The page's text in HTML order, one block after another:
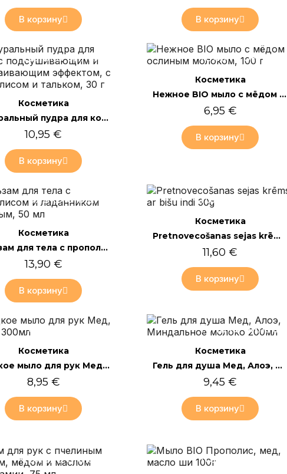
В корзину В корзину
Быстрый просмотр
Только онлайн
Косметика
Натуральный пудра для кожи с подсушивающим и успокаивающим эффектом, с прополисом и тальком, 30 г
10,95 €
В корзину
Быстрый просмотр
Только онлайн
Косметика
Нежное BIO мыло с мёдом и ослиным молоком, 100 г
6,95 €
В корзину
Быстрый просмотр
Только онлайн
Косметика
Бальзам для тела с прополисом и ладанником розовым, 50 мл
13,90 €
В корзину
Быстрый просмотр
Только онлайн
Косметика
Pretnovecošanas sejas krēms ar bišu indi 30g
11,60 €
В корзину
Быстрый просмотр
Только онлайн
Косметика
Жидкое мыло для рук Мед, Кокос 300мл
8,95 €
В корзину
Быстрый просмотр
Только онлайн
Косметика
Гель для душа Мед, Алоэ, Миндальное молоко 200мл
9,45 €
В корзину
Только онлайн Только онлайн